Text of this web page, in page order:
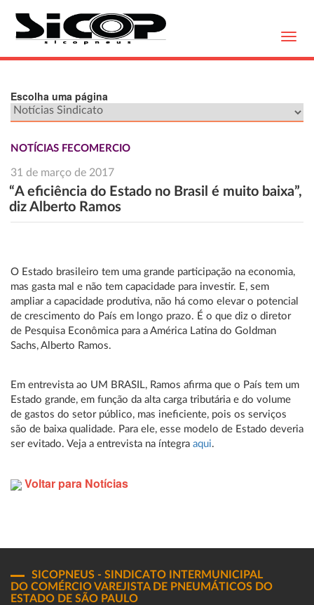
Escolha uma página
NOTÍCIAS FECOMERCIO
31 de março de 2017
“A eficiência do Estado no Brasil é muito baixa”,
diz Alberto Ramos
O Estado brasileiro tem uma grande participação na economia,
mas gasta mal e não tem capacidade para investir. E, sem
ampliar a capacidade produtiva, não há como elevar o potencial
de crescimento do País em longo prazo. É o que diz o diretor
de Pesquisa Econômica para a América Latina do Goldman
Sachs, Alberto Ramos.
Em entrevista ao UM BRASIL, Ramos afirma que o País tem um
Estado grande, em função da alta carga tributária e do volume
de gastos do setor público, mas ineficiente, pois os serviços
são de baixa qualidade. Para ele, esse modelo de Estado deveria
ser evitado. Veja a entrevista na íntegra aqui.
Voltar para Notícias
SICOPNEUS - SINDICATO INTERMUNICIPAL
DO COMÉRCIO VAREJISTA DE PNEUMÁTICOS DO
ESTADO DE SÃO PAULO